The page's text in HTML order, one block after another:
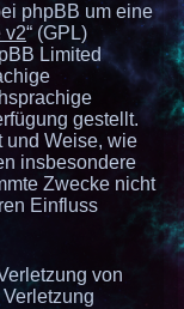
phpBB um eine
v2“ (GPL)
Limited
gestellt.
und Weise, wie
insbesondere
Zwecke nicht
Einfluss
von